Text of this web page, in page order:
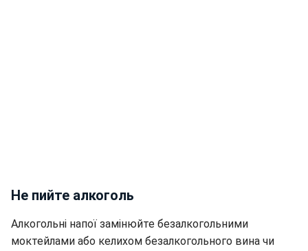
Не пийте алкоголь
Алкогольні напої замінюйте безалкогольними
моктейлами або келихом безалкогольного вина чи